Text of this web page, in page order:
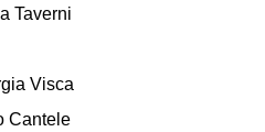
Taverni
Visca
Cantele